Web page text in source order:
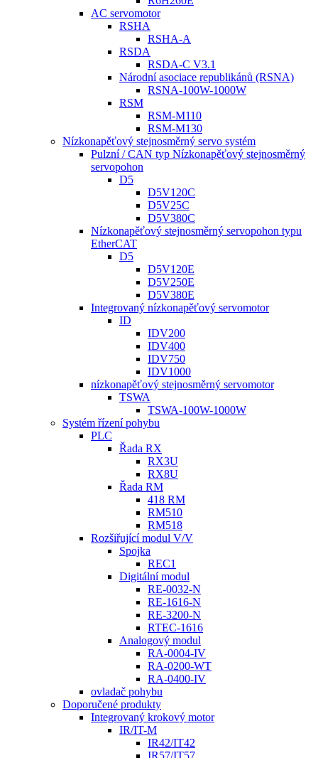
AC servomotor
RSHA
RSHA-A
RSDA
RSDA-C V3.1
Národní asociace republikánů (RSNA)
RSNA-100W-1000W
RSM
RSM-M110
RSM-M130
Nízkonapěťový stejnosměrný servo systém
Pulzní / CAN typ Nízkonapěťový stejnosměrný
servopohon
D5
D5V120C
D5V25C
D5V380C
Nízkonapěťový stejnosměrný servopohon typu
EtherCAT
D5
D5V120E
D5V250E
D5V380E
Integrovaný nízkonapěťový servomotor
ID
IDV200
IDV400
IDV750
IDV1000
nízkonapěťový stejnosměrný servomotor
TSWA
TSWA-100W-1000W
Systém řízení pohybu
PLC
Řada RX
RX3U
RX8U
Řada RM
418 RM
RM510
RM518
Rozšiřující modul V/V
Spojka
REC1
Digitální modul
RE-0032-N
RE-1616-N
RE-3200-N
RTEC-1616
Analogový modul
RA-0004-IV
RA-0200-WT
RA-0400-IV
ovladač pohybu
Doporučené produkty
Integrovaný krokový motor
IR/IT-M
IR42/IT42
IR57/IT57